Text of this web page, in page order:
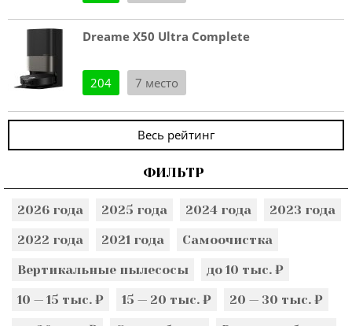
Dreame X50 Ultra Complete
204 7 место
Весь рейтинг
ФИЛЬТР
2026 года 2025 года 2024 года
2023 года
2022 года
2021 года
Самоочистка
Вертикальные пылесосы
до 10 тыс. ₽
10 — 15 тыс. ₽
15 — 20 тыс. ₽
20 — 30 тыс. ₽